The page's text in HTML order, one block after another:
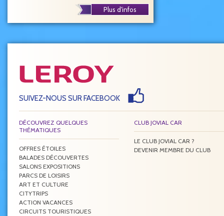
Plus d'infos
SUIVEZ-NOUS SUR FACEBOOK
DÉCOUVREZ QUELQUES
THÉMATIQUES
OFFRES ÉTOILES
BALADES DÉCOUVERTES
SALONS EXPOSITIONS
PARCS DE LOISIRS
ART ET CULTURE
CITYTRIPS
ACTION VACANCES
CIRCUITS TOURISTIQUES
CLUB JOVIAL CAR
LE CLUB JOVIAL CAR ?
DEVENIR MEMBRE DU CLUB